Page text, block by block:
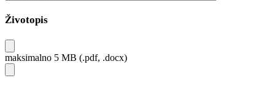
Životopis
maksimalno 5 MB (.pdf, .docx)